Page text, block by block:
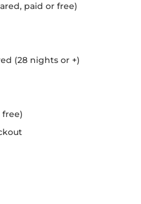
paid or free)
(28 nights or +)
free)